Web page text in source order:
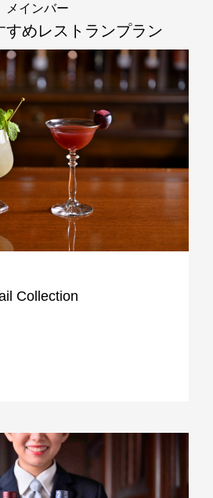
メインバー
すめレストランプラン
Collection
予約お問合せ
092-482-1174
で、ご不明な点がございましたらお
ご相談下さい。
ラン全般に関する
合せはこちら
092-482-1111